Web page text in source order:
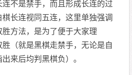
不是禁手，而且形成长连的过
长连视同五连，这里单独强调
方法，是为了便于大家理
（就是黑棋走禁手，无论是自
来后均判黑棋负）。